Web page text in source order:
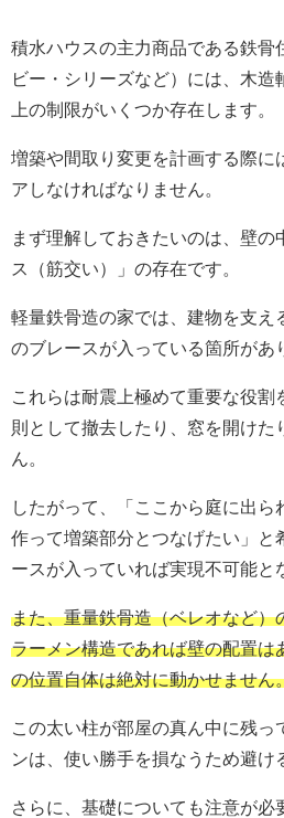
積水ハウスの主力商品である鉄骨
ビー・シリーズなど）には、木造
上の制限がいくつか存在します。
増築や間取り変更を計画する際に
アしなければなりません。
まず理解しておきたいのは、壁の
ス（筋交い）」の存在です。
軽量鉄骨造の家では、建物を支え
のブレースが入っている箇所があ
これらは耐震上極めて重要な役割
則として撤去したり、窓を開けた
ん。
したがって、「ここから庭に出ら
作って増築部分とつなげたい」と
ースが入っていれば実現不可能と
また、重量鉄骨造（ベレオなど）
ラーメン構造であれば壁の配置は
の位置自体は絶対に動かせません
この太い柱が部屋の真ん中に残っ
ンは、使い勝手を損なうため避け
さらに、基礎についても注意が必